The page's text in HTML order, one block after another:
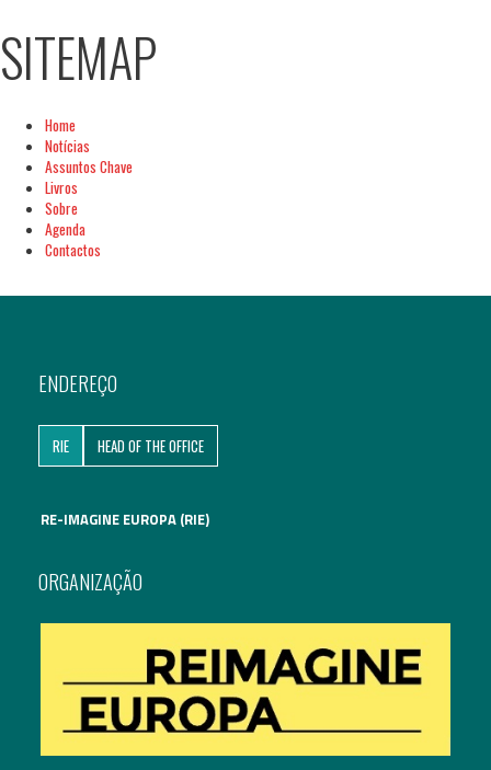
SITEMAP
Home
Notícias
Assuntos Chave
Livros
Sobre
Agenda
Contactos
ENDEREÇO
RIE HEAD OF THE OFFICE
RE-IMAGINE EUROPA (RIE)
ORGANIZAÇÃO